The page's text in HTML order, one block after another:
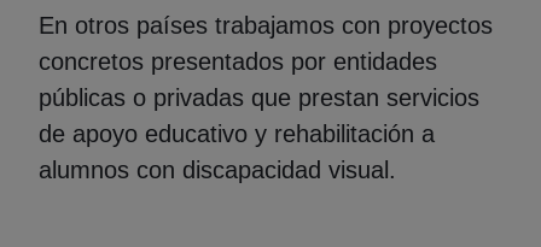
En otros países trabajamos con proyectos
concretos presentados por entidades
públicas o privadas que prestan servicios
de apoyo educativo y rehabilitación a
alumnos con discapacidad visual.